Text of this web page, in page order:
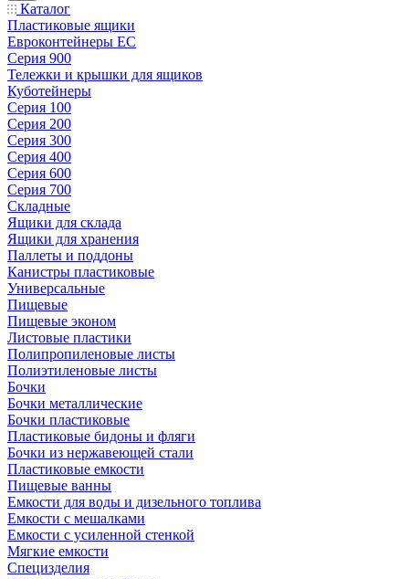
Каталог
Пластиковые ящики
Евроконтейнеры ЕС
Серия 900
Тележки и крышки для ящиков
Куботейнеры
Серия 100
Серия 200
Серия 300
Серия 400
Серия 600
Серия 700
Складные
Ящики для склада
Ящики для хранения
Паллеты и поддоны
Канистры пластиковые
Универсальные
Пищевые
Пищевые эконом
Листовые пластики
Полипропиленовые листы
Полиэтиленовые листы
Бочки
Бочки металлические
Бочки пластиковые
Пластиковые бидоны и фляги
Бочки из нержавеющей стали
Пластиковые емкости
Пищевые ванны
Емкости для воды и дизельного топлива
Емкости с мешалками
Емкости с усиленной стенкой
Мягкие емкости
Специзделия